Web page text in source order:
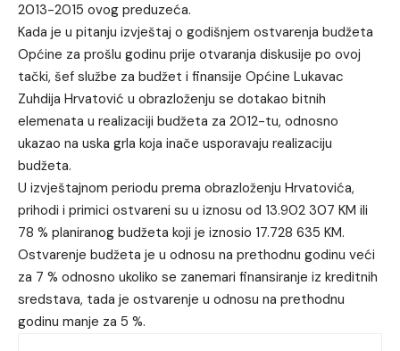
2013-2015 ovog preduzeća.
Kada je u pitanju izvještaj o godišnjem ostvarenja budžeta
Općine za prošlu godinu prije otvaranja diskusije po ovoj
tački, šef službe za budžet i finansije Općine Lukavac
Zuhdija Hrvatović u obrazloženju se dotakao bitnih
elemenata u realizaciji budžeta za 2012-tu, odnosno
ukazao na uska grla koja inače usporavaju realizaciju
budžeta.
U izvještajnom periodu prema obrazloženju Hrvatovića,
prihodi i primici ostvareni su u iznosu od 13.902 307 KM ili
78 % planiranog budžeta koji je iznosio 17.728 635 KM.
Ostvarenje budžeta je u odnosu na prethodnu godinu veći
za 7 % odnosno ukoliko se zanemari finansiranje iz kreditnih
sredstava, tada je ostvarenje u odnosu na prethodnu
godinu manje za 5 %.